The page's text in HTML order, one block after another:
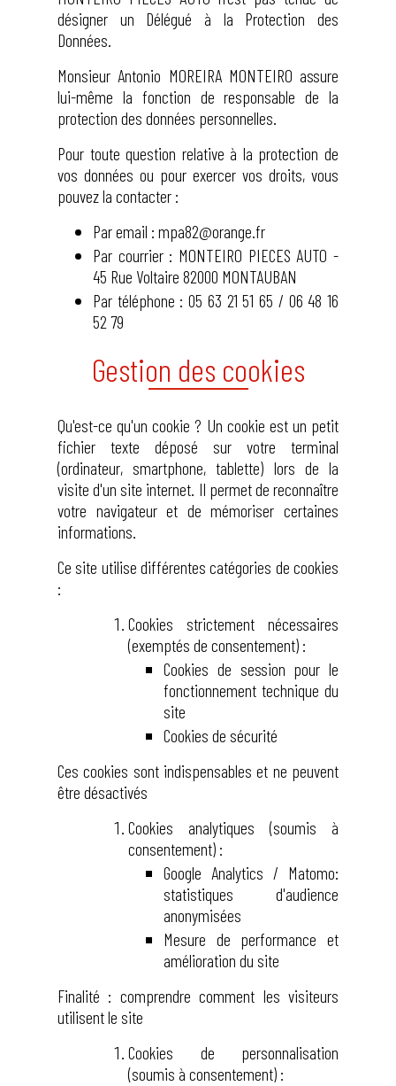
désigner un Délégué à la Protection des
Données.
Monsieur Antonio MOREIRA MONTEIRO assure
lui-même la fonction de responsable de la
protection des données personnelles.
Pour toute question relative à la protection de
vos données ou pour exercer vos droits, vous
pouvez la contacter :
Par email : mpa82@orange.fr
Par courrier : MONTEIRO PIECES AUTO -
45 Rue Voltaire 82000 MONTAUBAN
Par téléphone : 05 63 21 51 65 / 06 48 16
52 79
Gestion des cookies
Qu'est-ce qu'un cookie ? Un cookie est un petit
fichier texte déposé sur votre terminal
(ordinateur, smartphone, tablette) lors de la
visite d'un site internet. Il permet de reconnaître
votre navigateur et de mémoriser certaines
informations.
Ce site utilise différentes catégories de cookies
:
Cookies strictement nécessaires
(exemptés de consentement) :
Cookies de session pour le
fonctionnement technique du
site
Cookies de sécurité
Ces cookies sont indispensables et ne peuvent
être désactivés
Cookies analytiques (soumis à
consentement) :
Google Analytics / Matomo:
statistiques d'audience
anonymisées
Mesure de performance et
amélioration du site
Finalité : comprendre comment les visiteurs
utilisent le site
Cookies de personnalisation
(soumis à consentement) :